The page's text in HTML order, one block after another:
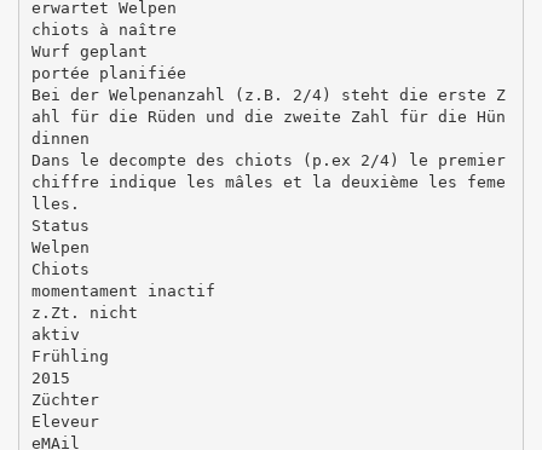
erwartet Welpen
chiots à naître
Wurf geplant
portée planifiée
Bei der Welpenanzahl (z.B. 2/4) steht die erste Z
ahl für die Rüden und die zweite Zahl für die Hün
dinnen
Dans le decompte des chiots (p.ex 2/4) le premier
chiffre indique les mâles et la deuxième les feme
lles.
Status
Welpen
Chiots
momentament inactif
z.Zt. nicht
aktiv
Frühling
2015
Züchter
Eleveur
eMAil